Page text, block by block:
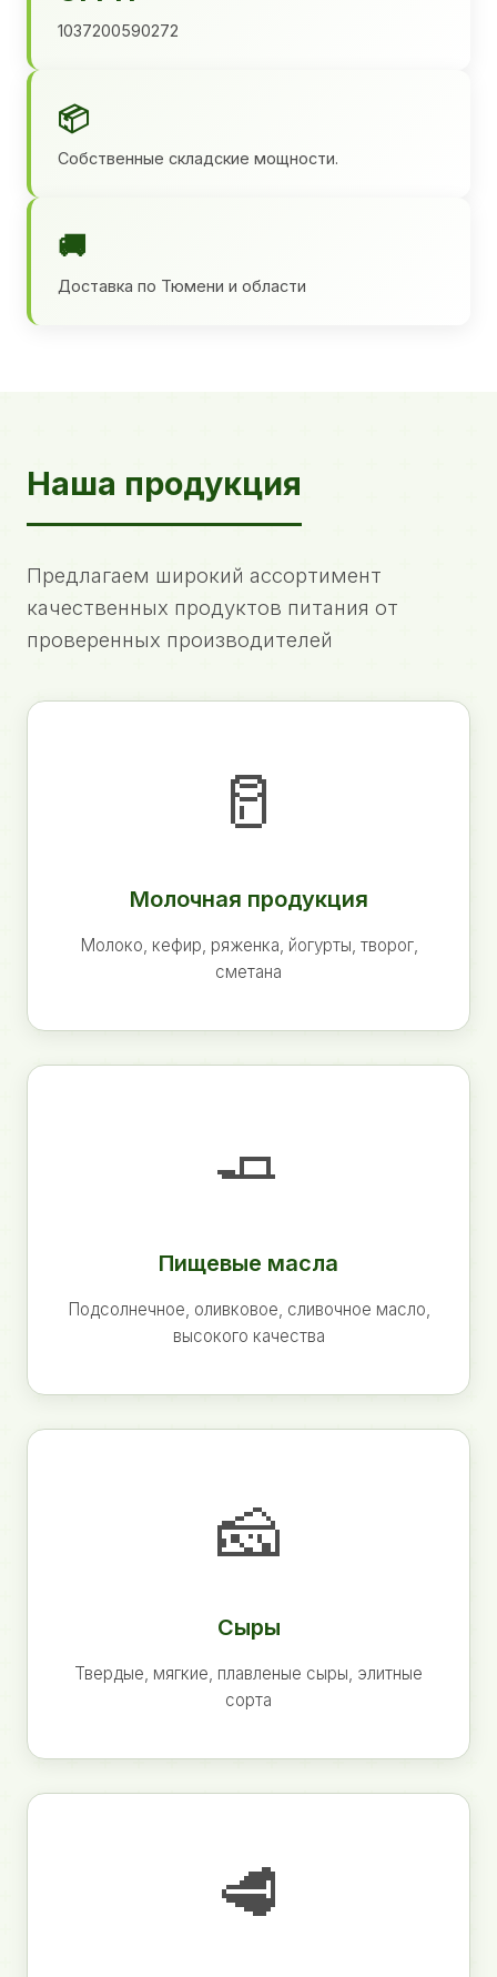
1037200590272
📦
Собственные складские мощности.
🚚
Доставка по Тюмени и области
Наша продукция
Предлагаем широкий ассортимент
качественных продуктов питания от
проверенных производителей
🥛
Молочная продукция
Молоко, кефир, ряженка, йогурты, творог,
сметана
🧈
Пищевые масла
Подсолнечное, оливковое, сливочное масло,
высокого качества
🧀
Сыры
Твердые, мягкие, плавленые сыры, элитные
сорта
🥩